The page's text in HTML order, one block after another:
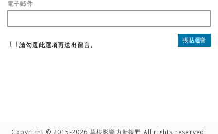
電子郵件
請勾選此選項再送出留言。
Copyright © 2015-2026 草根影響力新視野 All rights reserved.